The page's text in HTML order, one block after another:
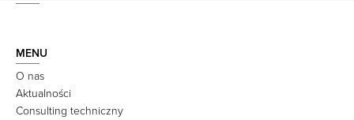
MENU
O nas
Aktualności
Consulting techniczny